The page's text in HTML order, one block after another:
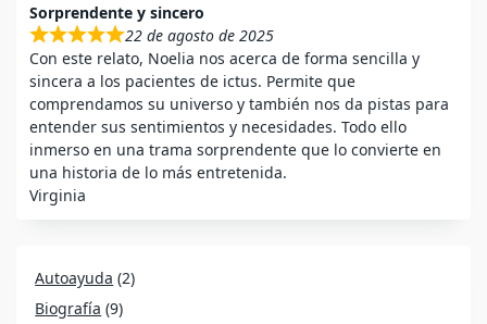
Sorprendente y sincero
22 de agosto de 2025
Con este relato, Noelia nos acerca de forma sencilla y
sincera a los pacientes de ictus. Permite que
comprendamos su universo y también nos da pistas para
entender sus sentimientos y necesidades. Todo ello
inmerso en una trama sorprendente que lo convierte en
una historia de lo más entretenida.
Virginia
Autoayuda (2)
Biografía (9)